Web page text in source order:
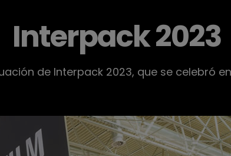
Interpack 2023
de Interpack 2023, que se celebró